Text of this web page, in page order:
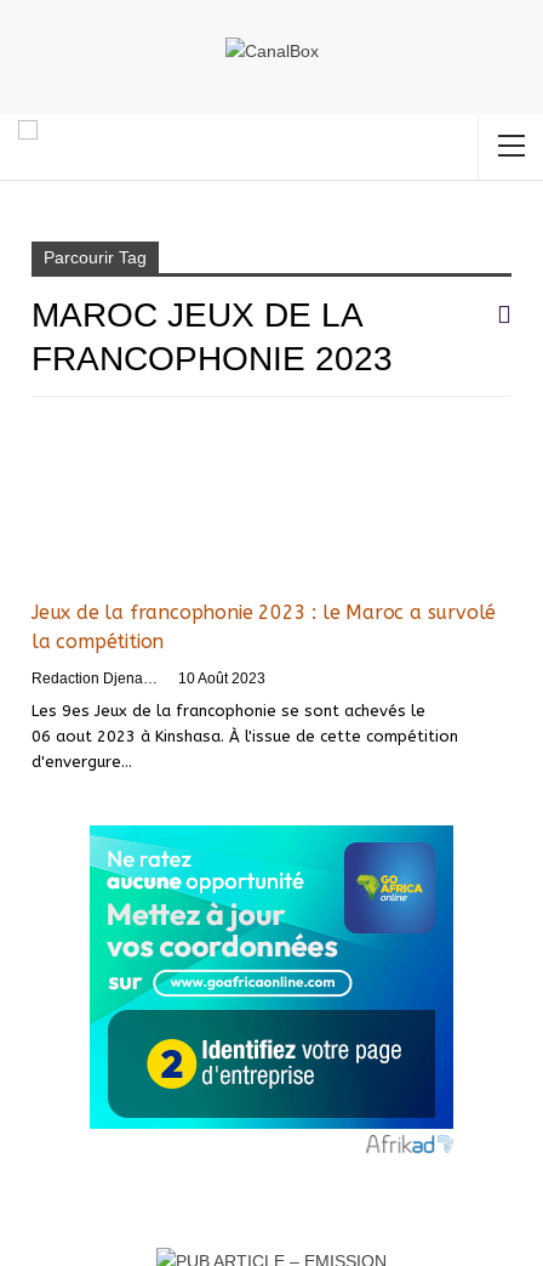
Parcourir Tag
MAROC JEUX DE LA
FRANCOPHONIE 2023
Jeux de la francophonie 2023 : le Maroc a survolé
la compétition
10 Août 2023
Les 9es Jeux de la francophonie se sont achevés le
06 aout 2023 à Kinshasa. À l'issue de cette compétition
d'envergure…